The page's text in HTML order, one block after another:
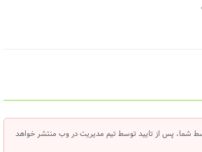
شما، پس از تایید توسط تیم مدیریت در وب منتشر خواهد